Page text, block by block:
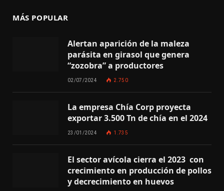
MÁS POPULAR
Alertan aparición de la maleza
parásita en girasol que genera
“zozobra” a productores
02/07/2024 2.750
La empresa Chía Corp proyecta
exportar 3.500 Tn de chía en el 2024
23/01/2024 1.735
El sector avícola cierra el 2023 con
crecimiento en producción de pollos
y decrecimiento en huevos